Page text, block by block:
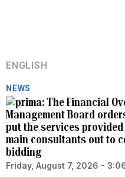
ENGLISH
NEWS
The Financial
Management Board
put the services
main consultants out to
bidding
Friday, August 7, 2026 -